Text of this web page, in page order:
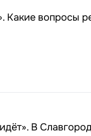
Какие вопросы
В